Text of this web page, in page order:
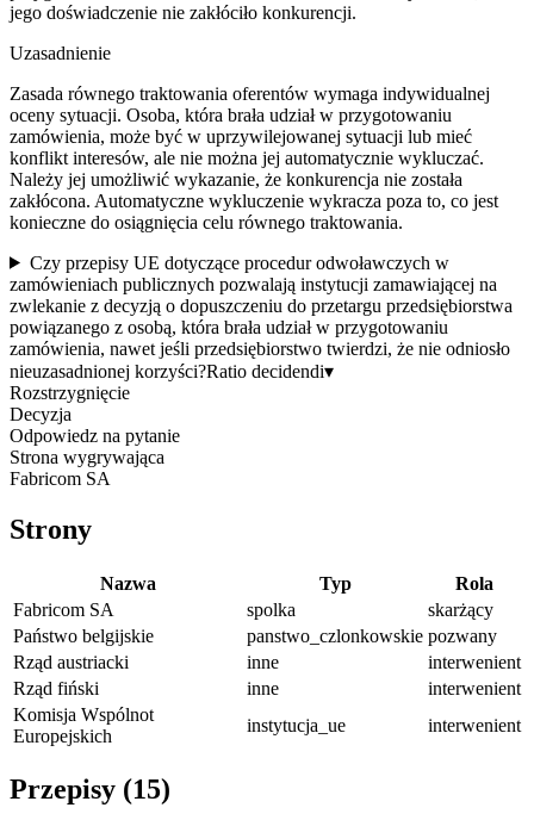
jego doświadczenie nie zakłóciło konkurencji.
Uzasadnienie
Zasada równego traktowania oferentów wymaga indywidualnej
oceny sytuacji. Osoba, która brała udział w przygotowaniu
zamówienia, może być w uprzywilejowanej sytuacji lub mieć
konflikt interesów, ale nie można jej automatycznie wykluczać.
Należy jej umożliwić wykazanie, że konkurencja nie została
zakłócona. Automatyczne wykluczenie wykracza poza to, co jest
konieczne do osiągnięcia celu równego traktowania.
Czy przepisy UE dotyczące procedur odwoławczych w
zamówieniach publicznych pozwalają instytucji zamawiającej na
zwlekanie z decyzją o dopuszczeniu do przetargu przedsiębiorstwa
powiązanego z osobą, która brała udział w przygotowaniu
zamówienia, nawet jeśli przedsiębiorstwo twierdzi, że nie odniosło
nieuzasadnionej korzyści?Ratio decidendi▾
Rozstrzygnięcie
Decyzja
Odpowiedz na pytanie
Strona wygrywająca
Fabricom SA
Strony
Nazwa Typ
Rola
Fabricom SA
spolka
skarżący
Państwo belgijskie
panstwo_czlonkowskie pozwany
Rząd austriacki
inne
interwenient
Rząd fiński
inne
interwenient
Komisja Wspólnot
Europejskich
instytucja_ue interwenient
Przepisy (15)